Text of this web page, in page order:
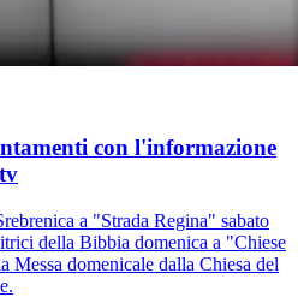
con l'informazione
a "Strada Regina" sabato
della Bibbia domenica a "Chiese
Messa domenicale dalla Chiesa del